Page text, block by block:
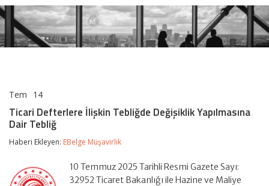
Tem 14
Defterlere
İlişkin
Tebliğde
Yapılmasına
Tebliğ
Ticari Defterlere İlişkin Tebliğde Değişiklik Yapılmasına
Dair Tebliğ
Haberi Ekleyen: EBelge Müşavirlik
10 Temmuz 2025 Tarihli Resmi Gazete Sayı:
32952 Ticaret Bakanlığı ile Hazine ve Maliye